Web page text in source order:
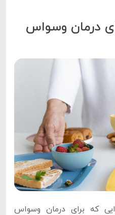
درمان وسواس
که برای درمان وسواس